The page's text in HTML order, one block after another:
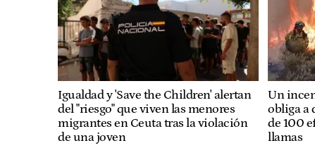
Igualdad y 'Save the Children' alertan
del "riesgo" que viven las menores
migrantes en Ceuta tras la violación
de una joven
Un
obliga a
de 100
llamas